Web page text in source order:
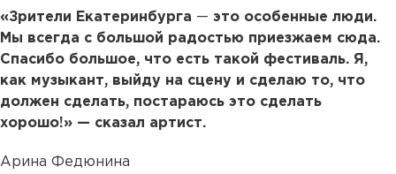
«Зрители Екатеринбурга — это особенные люди.
Мы всегда с большой радостью приезжаем сюда.
Спасибо большое, что есть такой фестиваль. Я,
как музыкант, выйду на сцену и сделаю то, что
должен сделать, постараюсь это сделать
хорошо!» — сказал артист.
Арина Федюнина